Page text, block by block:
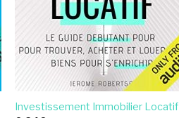
Investissement Immobilier Locatif